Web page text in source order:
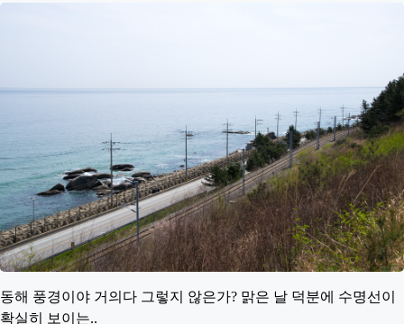
동해 풍경이야 거의다 그렇지 않은가? 맑은 날 덕분에 수명선이
확실히 보이는..